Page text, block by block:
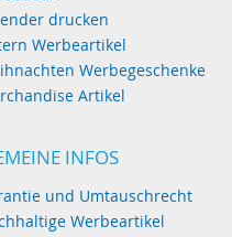
drucken
Werbeartikel
Werbegeschenke
Artikel
INFOS
und Umtauschrecht
Werbeartikel